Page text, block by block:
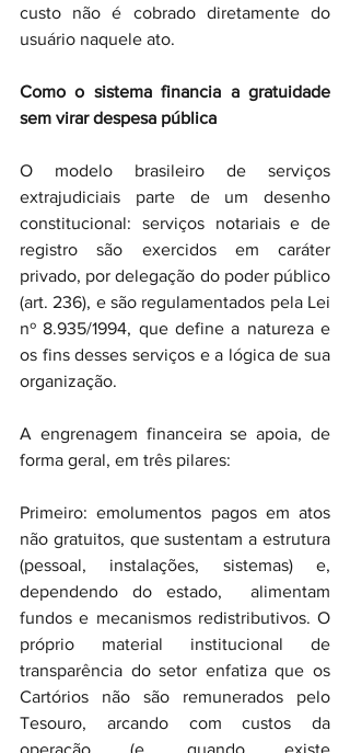
custo não é cobrado diretamente do
usuário naquele ato.
Como o sistema financia a gratuidade
sem virar despesa pública
O modelo brasileiro de serviços
extrajudiciais parte de um desenho
constitucional: serviços notariais e de
registro são exercidos em caráter
privado, por delegação do poder público
(art. 236), e são regulamentados pela Lei
nº 8.935/1994, que define a natureza e
os fins desses serviços e a lógica de sua
organização.
A engrenagem financeira se apoia, de
forma geral, em três pilares:
Primeiro: emolumentos pagos em atos
não gratuitos, que sustentam a estrutura
(pessoal, instalações, sistemas) e,
dependendo do estado,  alimentam
fundos e mecanismos redistributivos. O
próprio material institucional de
transparência do setor enfatiza que os
Cartórios não são remunerados pelo
Tesouro, arcando com custos da
operação (e, quando existe